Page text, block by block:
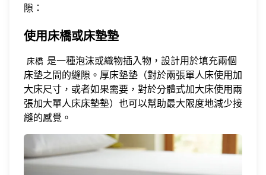
隙：
使用床橋或床墊墊
床橋 是一種泡沫或織物插入物，設計用於填充兩個
床墊之間的縫隙。厚床墊墊（對於兩張單人床使用加
大床尺寸，或者如果需要，對於分體式加大床使用兩
張加大單人床床墊墊）也可以幫助最大限度地減少接
縫的感覺。